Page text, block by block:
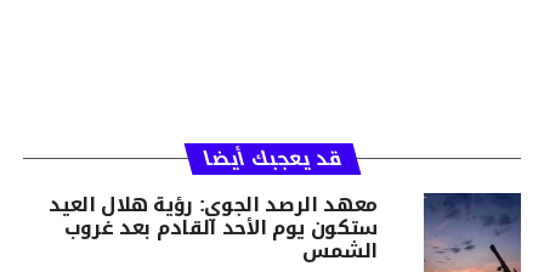
قد يعجبك أيضا
معهد الرصد الجوي: رؤية هلال العيد
ستكون يوم الأحد القادم بعد غروب
الشمس